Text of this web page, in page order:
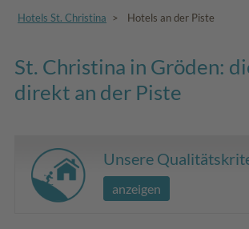
Hotels St. Christina > Hotels an der Piste
St. Christina in Gröden:
direkt an der Piste
Unsere
anzeigen